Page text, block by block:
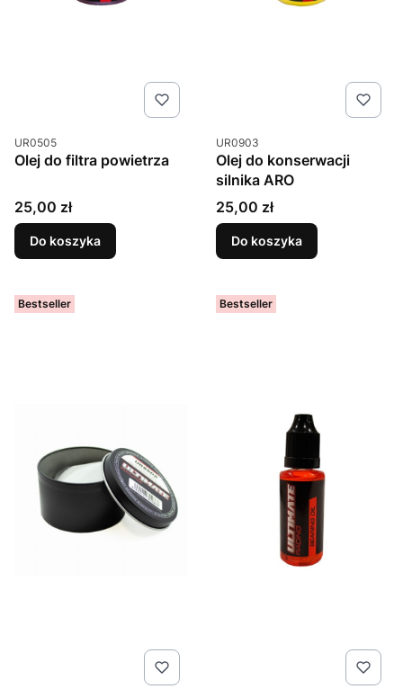
Kod produktu
UR0505
Olej do filtra powietrza
Cena
25,00 zł
Do koszyka
Kod produktu
UR0903
Olej do konserwacji
silnika ARO
Cena
25,00 zł
Do koszyka
Bestseller Bestseller